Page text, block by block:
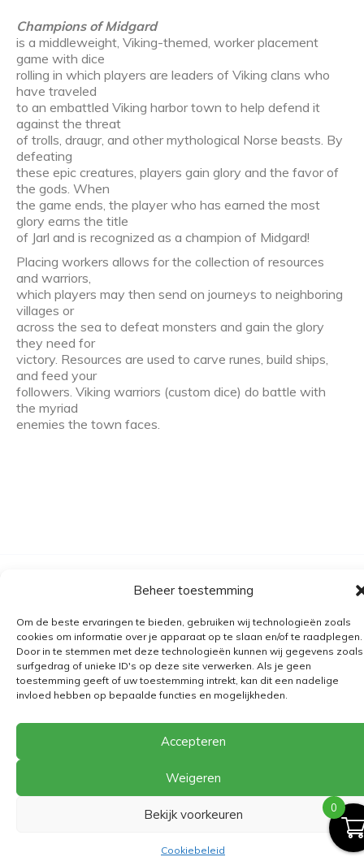
Beheer toestemming
Om de beste ervaringen te bieden, gebruiken wij technologieën zoals
cookies om informatie over je apparaat op te slaan en/of te raadplegen.
Door in te stemmen met deze technologieën kunnen wij gegevens zoals
surfgedrag of unieke ID's op deze site verwerken. Als je geen
toestemming geeft of uw toestemming intrekt, kan dit een nadelige
invloed hebben op bepaalde functies en mogelijkheden.
Accepteren
Weigeren
Bekijk voorkeuren
Cookiebeleid
Champions of Midgard
is a middleweight, Viking-themed, worker placement
game with dice
rolling in which players are leaders of Viking clans who
have traveled
to an embattled Viking harbor town to help defend it
against the threat
of trolls, draugr, and other mythological Norse beasts. By
defeating
these epic creatures, players gain glory and the favor of
the gods. When
the game ends, the player who has earned the most
glory earns the title
of Jarl and is recognized as a champion of Midgard!
Placing workers allows for the collection of resources
and warriors,
which players may then send on journeys to neighboring
villages or
across the sea to defeat monsters and gain the glory
they need for
victory. Resources are used to carve runes, build ships,
and feed your
followers. Viking warriors (custom dice) do battle with
the myriad
enemies the town faces.
Algemene voorwaarden
Retourbeleid
BE 0682.845.059
© 2026The Playground
0